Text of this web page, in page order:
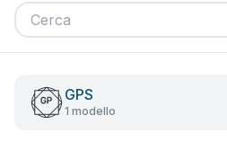
GPS
1 modello